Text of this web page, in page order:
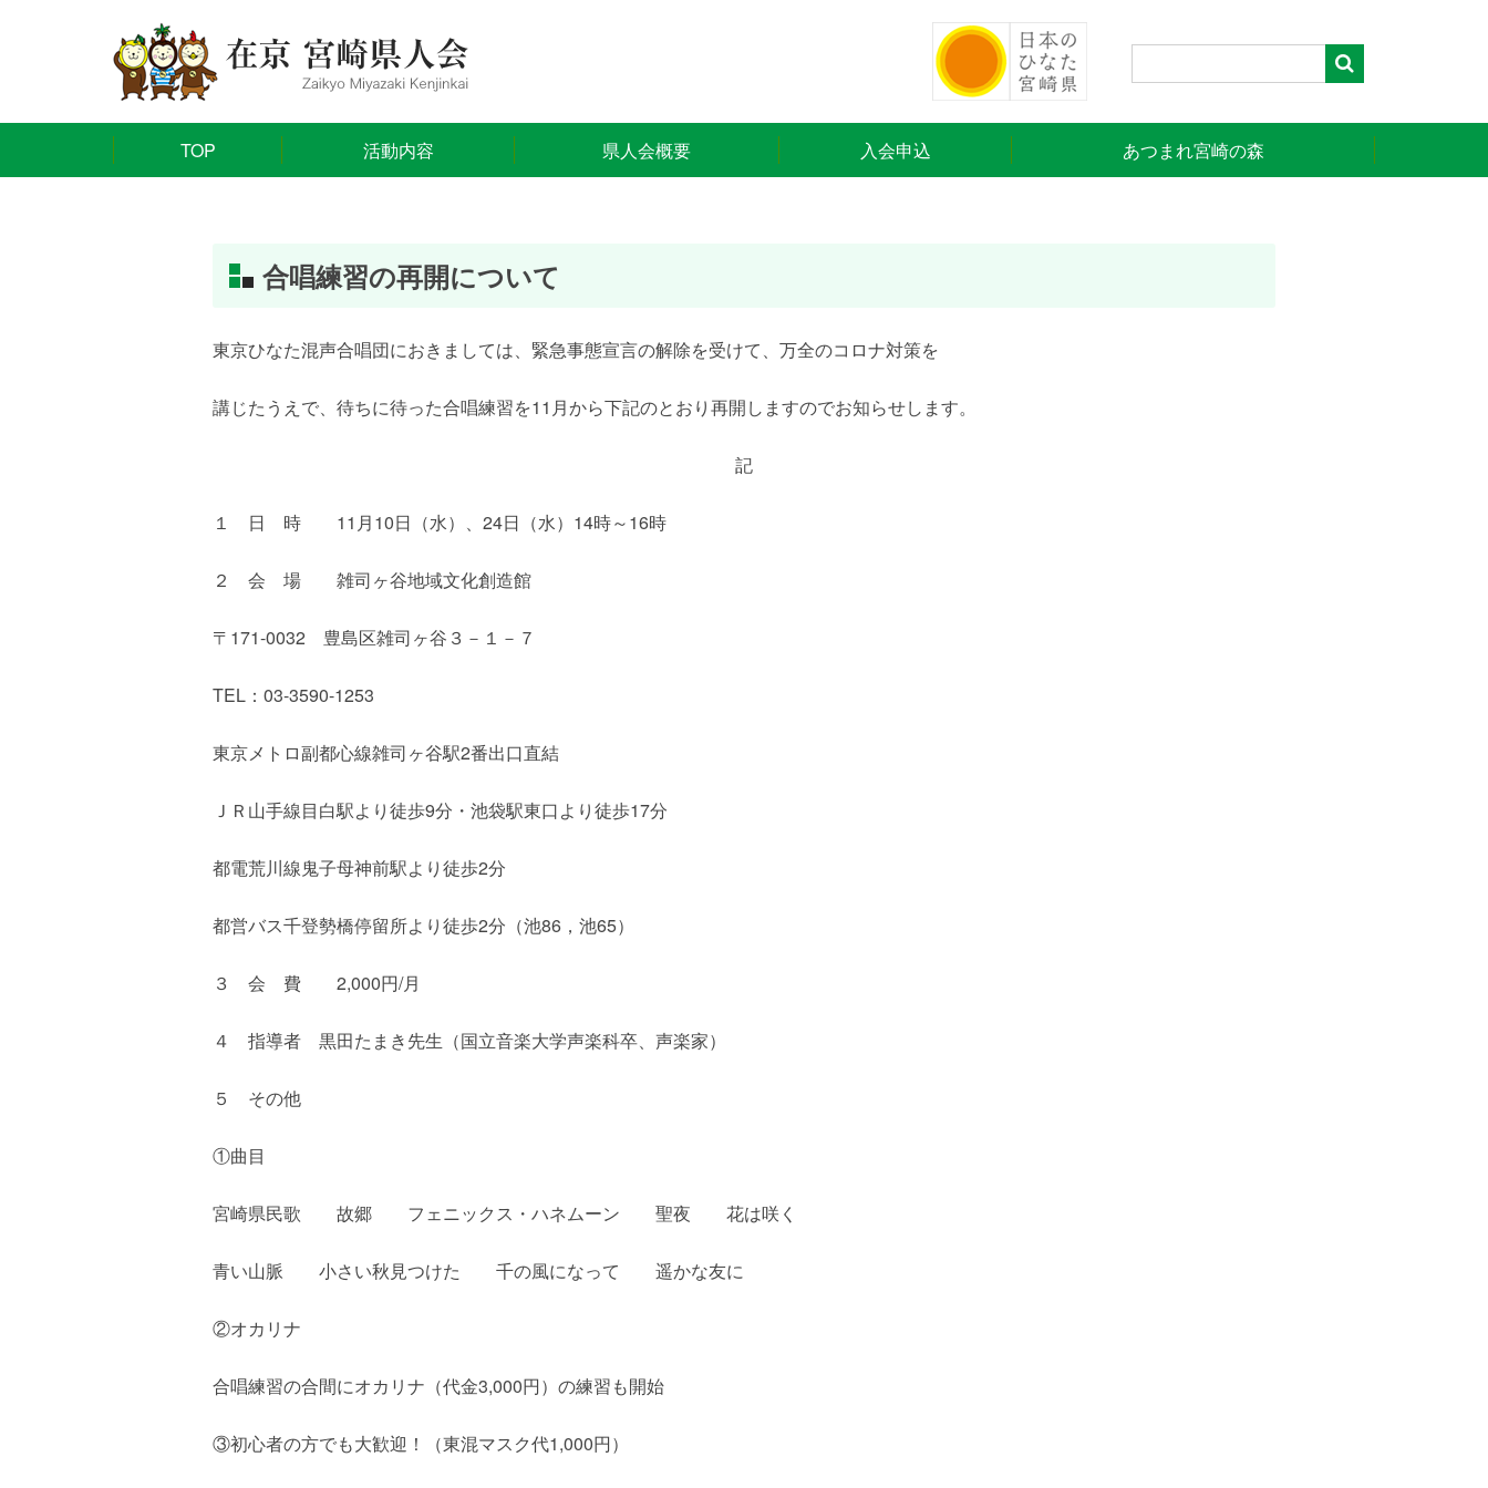
TOP 活動内容 県人会概要 入会申込 あつまれ宮崎の森
合唱練習の再開について
東京ひなた混声合唱団におきましては、緊急事態宣言の解除を受けて、万全のコロナ対策を
講じたうえで、待ちに待った合唱練習を11月から下記のとおり再開しますのでお知らせします。
記
１ 日 時 11月10日（水）、24日（水）14時～16時
２ 会 場 雑司ヶ谷地域文化創造館
〒171-0032 豊島区雑司ヶ谷３－１－７
TEL：03-3590-1253
東京メトロ副都心線雑司ヶ谷駅2番出口直結
ＪＲ山手線目白駅より徒歩9分・池袋駅東口より徒歩17分
都電荒川線鬼子母神前駅より徒歩2分
都営バス千登勢橋停留所より徒歩2分（池86，池65）
３ 会 費 2,000円/月
４ 指導者 黒田たまき先生（国立音楽大学声楽科卒、声楽家）
５ その他
①曲目
宮崎県民歌 故郷 フェニックス・ハネムーン 聖夜 花は咲く
青い山脈 小さい秋見つけた 千の風になって 遥かな友に
②オカリナ
合唱練習の合間にオカリナ（代金3,000円）の練習も開始
③初心者の方でも大歓迎！（東混マスク代1,000円）